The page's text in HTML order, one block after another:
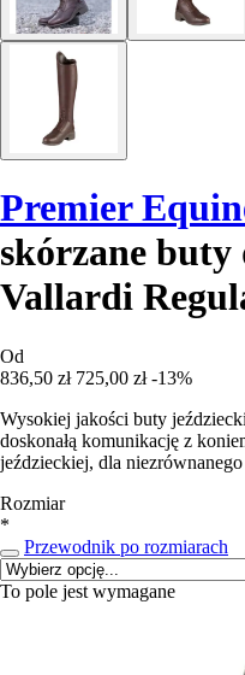
Premier
skórzane
Vallardi
Od
836,50 zł 725,00 zł -13%
Wysokiej jakości buty
doskonałą komunikację z
jeździeckiej, dla
Rozmiar
*
Przewodnik po rozmiarach
To pole jest wymagane